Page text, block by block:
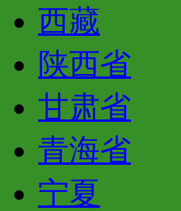
西藏
陕西省
甘肃省
青海省
宁夏